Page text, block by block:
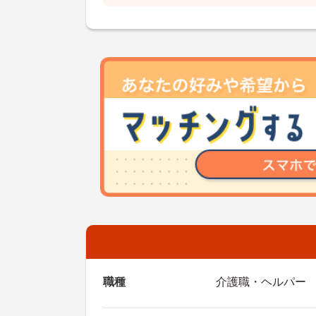
職種 介護職・ヘルパー